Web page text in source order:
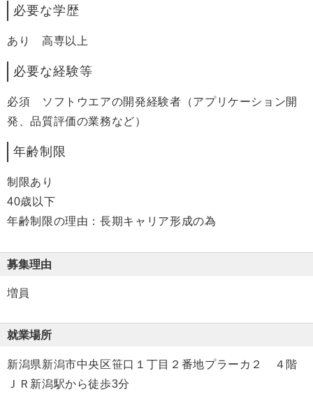
必要な学歴
あり 高専以上
必要な経験等
必須 ソフトウエアの開発経験者（アプリケーション開
発、品質評価の業務など）
年齢制限
制限あり
40歳以下
年齢制限の理由：長期キャリア形成の為
募集理由
増員
就業場所
新潟県新潟市中央区笹口１丁目２番地プラーカ２ ４階
ＪＲ新潟駅から徒歩3分